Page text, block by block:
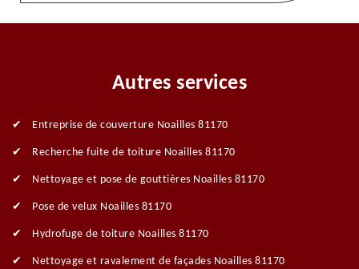
Autres services
Entreprise de couverture Noailles 81170
Recherche fuite de toiture Noailles 81170
Nettoyage et pose de gouttières Noailles 81170
Pose de velux Noailles 81170
Hydrofuge de toiture Noailles 81170
Nettoyage et ravalement de façades Noailles 81170